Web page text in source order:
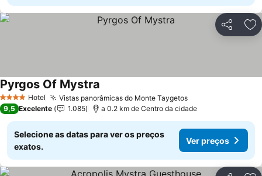
Partilhar
4 EstrelasHotel Vistas panorâmicas do Monte TaygetosVer preços
Pyrgos Of Mystra
9,5 Excelente 1.085 a 0.2 km de Centro da cidade
Selecione as datas para ver os preços
exatos.
Ver preços